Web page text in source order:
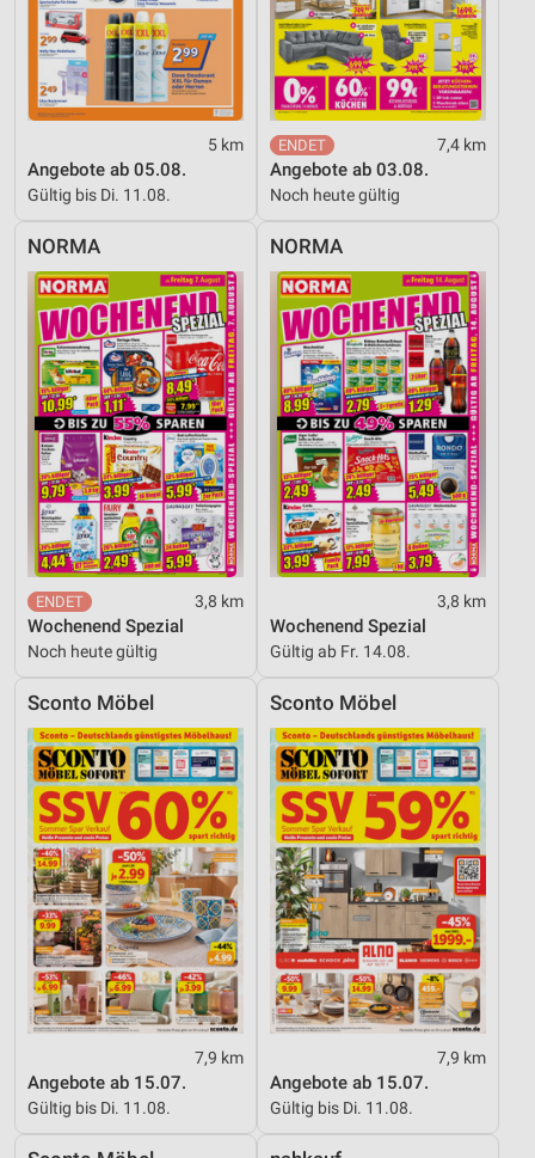
5 km
Angebote ab 05.08.
Gültig bis Di. 11.08.
7,4 km
Angebote ab 03.08.
Noch heute gültig
NORMA
3,8 km
Wochenend Spezial
Noch heute gültig
NORMA
3,8 km
Wochenend Spezial
Gültig ab Fr. 14.08.
Sconto Möbel
7,9 km
Angebote ab 15.07.
Gültig bis Di. 11.08.
Sconto Möbel
7,9 km
Angebote ab 15.07.
Gültig bis Di. 11.08.